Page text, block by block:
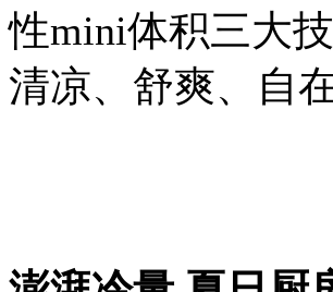
性mini体积三大
清凉、舒爽、自